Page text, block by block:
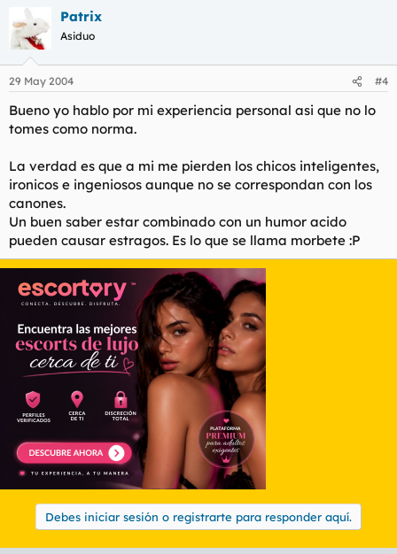
Patrix
Asiduo
29 May 2004 #4
Bueno yo hablo por mi experiencia personal asi que no lo
tomes como norma.
La verdad es que a mi me pierden los chicos inteligentes,
ironicos e ingeniosos aunque no se correspondan con los
canones.
Un buen saber estar combinado con un humor acido
pueden causar estragos. Es lo que se llama morbete :P
Debes iniciar sesión o registrarte para responder aquí.